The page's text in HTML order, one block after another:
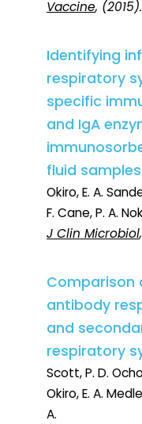
Vaccine,
Identifying
respiratory
specific
and IgA
fluid
Okiro, E. A.
F. Cane, P. A.
J Clin Microbiol
antibody
and
respiratory
Scott, P. D.
Okiro, E. A.
A.